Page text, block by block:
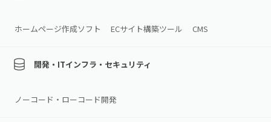
ホームページ作成ソフト ECサイト構築ツール CMS
開発・ITインフラ・セキュリティ
ノーコード・ローコード開発